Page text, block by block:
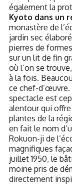
également la
Kyoto dans un
monastère de
jardin sec
pierres de
sur un lit de fin
où l’on se
à la fois.
ce chef-d’œuvre.
spectacle est
alentour qui
plantes de la
en fait le nom
Rokuon-ji de
magnifiques
juillet 1950, le
moine pris de
directement